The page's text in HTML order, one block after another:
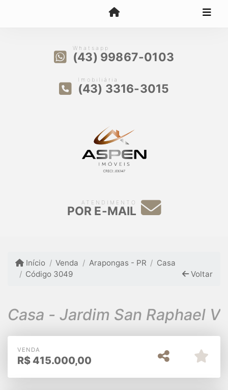
Whatsapp
(43) 99867-0103
Imobiliária
(43) 3316-3015
ATENDIMENTO
POR E-MAIL
Início Venda Arapongas - PR
Casa
Código 3049
Voltar
Casa - Jardim San Raphael V
VENDA
R$ 415.000,00